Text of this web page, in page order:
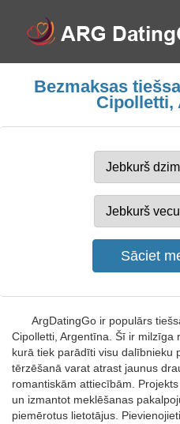
Bezmaksas
Cipolletti,
ArgDatingGo ir populārs
Cipolletti, Argentīna. Šī ir milzīga
kurā tiek parādīti visu dalībnieku
tērzēšanā varat atrast jaunus
romantiskām attiecībām.
un izmantot meklēšanas
piemērotus lietotājus.